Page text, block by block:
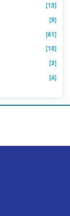
[13]
[9]
[61]
[18]
[3]
[4]